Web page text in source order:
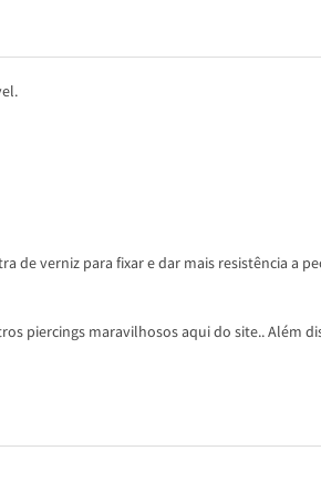
de verniz para fixar e dar mais resistência a
piercings maravilhosos aqui do site.. Além